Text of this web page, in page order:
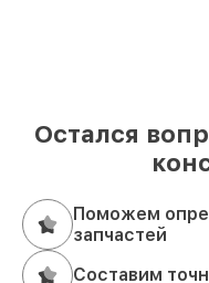
Остался
Поможем
запчастей
Составим